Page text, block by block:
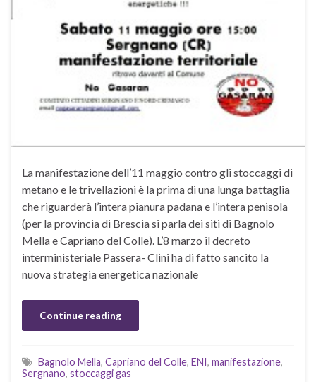
La manifestazione dell’11 maggio contro gli stoccaggi di
metano e le trivellazioni è la prima di una lunga battaglia
che riguarderà l’intera pianura padana e l’intera penisola
(per la provincia di Brescia si parla dei siti di Bagnolo
Mella e Capriano del Colle). L’8 marzo il decreto
interministeriale Passera- Clini ha di fatto sancito la
nuova strategia energetica nazionale
Continue reading
Bagnolo Mella, Capriano del Colle, ENI, manifestazione,
Sergnano, stoccaggi gas